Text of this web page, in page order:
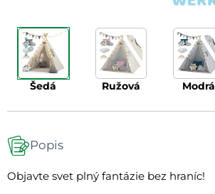
šedá ružová modrá
Popis
Objavte svet plný fantázie bez hraníc!